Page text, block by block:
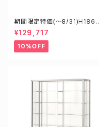
期間限定特価(～8/31)H1860
0B W1800D600H900mm
新型業務用ガラスケース ショー
ケース
¥129,717
10%OFF